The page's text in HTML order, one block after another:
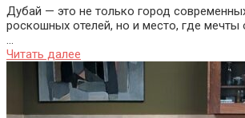
Дубай — это не только город
роскошных отелей, но и место, где мечты
...
Читать далее